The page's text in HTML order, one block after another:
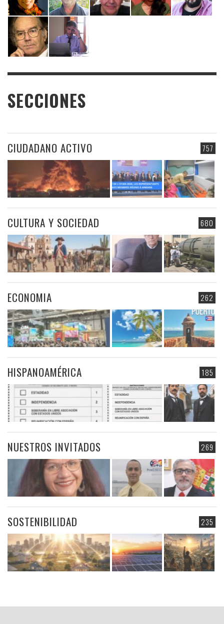
SECCIONES
757
CIUDADANO ACTIVO
680
CULTURA Y SOCIEDAD
262
ECONOMIA
185
HISPANOAMÉRICA
269
NUESTROS INVITADOS
235
SOSTENIBILIDAD